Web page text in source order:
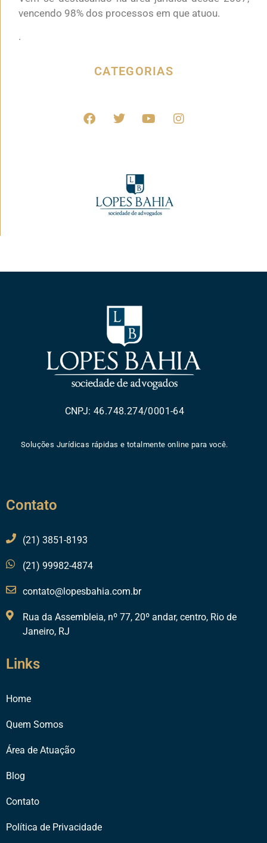
vencendo 98% dos processos em que atuou.
.
CATEGORIAS
CNPJ: 46.748.274/0001-64
Soluções Jurídicas rápidas e totalmente online para você.
Contato
(21) 3851-8193
(21) 99982-4874
contato@lopesbahia.com.br
Rua da Assembleia, nº 77, 20º andar, centro, Rio de
Janeiro, RJ
Links
Home
Quem Somos
Área de Atuação
Blog
Contato
Política de Privacidade